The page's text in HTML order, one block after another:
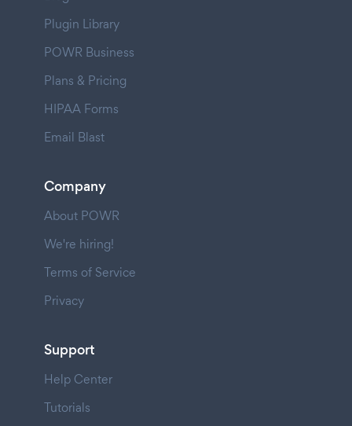
Plugin Library
POWR Business
Plans & Pricing
HIPAA Forms
Email Blast
Company
About POWR
We're hiring!
Terms of Service
Privacy
Support
Help Center
Tutorials